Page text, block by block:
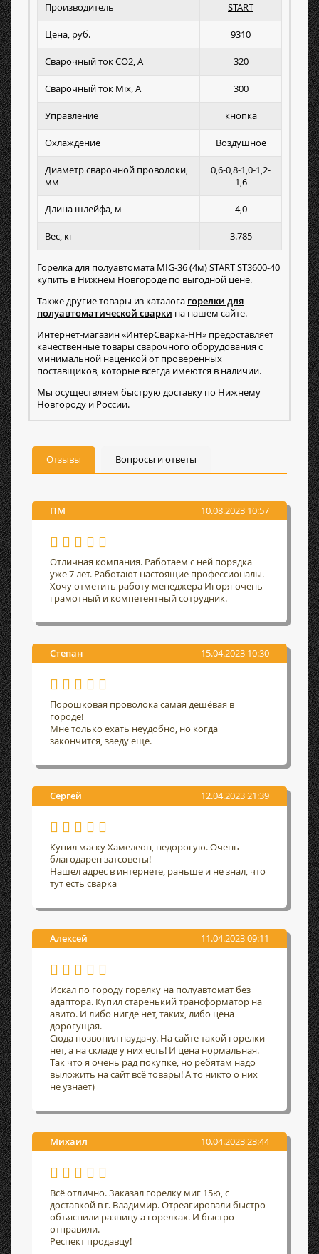
Производитель START
Цена, руб. 9310
Сварочный ток СО2, А 320
Сварочный ток Mix, А 300
Управление кнопка
Охлаждение Воздушное
Диаметр сварочной проволоки,
мм
0,6-0,8-1,0-1,2-
1,6
Длина шлейфа, м 4,0
Вес, кг 3.785
Горелка для полуавтомата MIG-36 (4м) START ST3600-40
купить в Нижнем Новгороде по выгодной цене.
Также другие товары из каталога горелки для
полуавтоматической сварки на нашем сайте.
Интернет-магазин «ИнтерСварка-НН» предоставляет
качественные товары сварочного оборудования с
минимальной наценкой от проверенных
поставщиков, которые всегда имеются в наличии.
Мы осуществляем быструю доставку по Нижнему
Новгороду и России.
Отзывы Вопросы и ответы
ПМ 10.08.2023 10:57
Отличная компания. Работаем с ней порядка
уже 7 лет. Работают настоящие профессионалы.
Хочу отметить работу менеджера Игоря-очень
грамотный и компетентный сотрудник.
Степан 15.04.2023 10:30
Порошковая проволока самая дешёвая в
городе!
Мне только ехать неудобно, но когда
закончится, заеду еще.
Сергей 12.04.2023 21:39
Купил маску Хамелеон, недорогую. Очень
благодарен затсоветы!
Нашел адрес в интернете, раньше и не знал, что
тут есть сварка
Алексей 11.04.2023 09:11
Искал по городу горелку на полуавтомат без
адаптора. Купил старенький трансформатор на
авито. И либо нигде нет, таких, либо цена
дорогущая.
Сюда позвонил наудачу. На сайте такой горелки
нет, а на складе у них есть! И цена нормальная.
Так что я очень рад покупке, но ребятам надо
выложить на сайт всё товары! А то никто о них
не узнает)
Михаил 10.04.2023 23:44
Всё отлично. Заказал горелку миг 15ю, с
доставкой в г. Владимир. Отреагировали быстро
объяснили разницу а горелках. И быстро
отправили.
Респект продавцу!